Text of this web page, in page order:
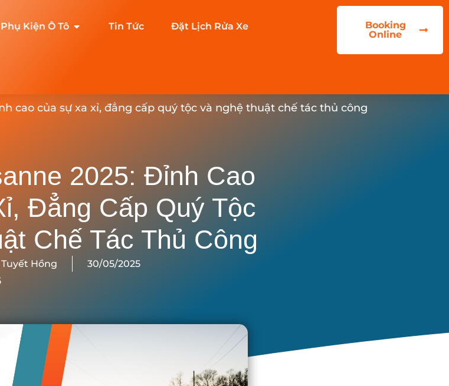
Phụ Kiện Ô Tô Tin Tức Đặt Lịch Rửa Xe
Booking
Online
cao của sự xa xỉ, đẳng cấp quý tộc và nghệ thuật chế tác thủ công
2025: Đỉnh Cao
Đẳng Cấp Quý Tộc
Chế Tác Thủ Công
Tuyết Hồng 30/05/2025